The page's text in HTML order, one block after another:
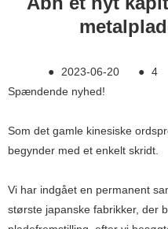
● 2023-06-20 ● 4
Spændende nyhed!
Som det gamle kinesiske
begynder med et enkelt skridt.
Vi har indgået en permanent
største japanske fabrikker, der